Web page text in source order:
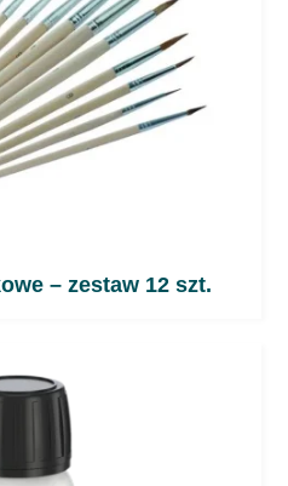
– zestaw 12 szt.